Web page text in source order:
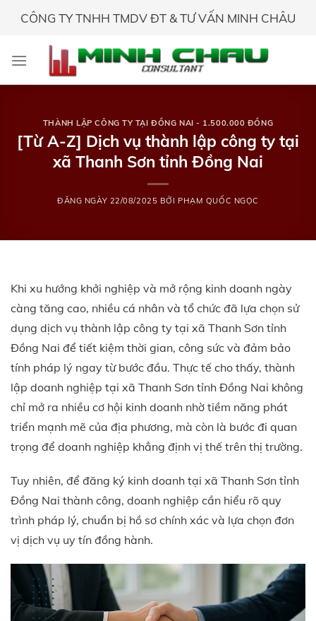
CÔNG TY TNHH TMDV ĐT & TƯ VẤN MINH CHÂU
THÀNH LẬP CÔNG TY TẠI ĐỒNG NAI - 1.500.000 ĐỒNG
[Từ A-Z] Dịch vụ thành lập công ty tại
xã Thanh Sơn tỉnh Đồng Nai
ĐĂNG NGÀY 22/08/2025 BỞI PHẠM QUỐC NGỌC
Khi xu hướng khởi nghiệp và mở rộng kinh doanh ngày
càng tăng cao, nhiều cá nhân và tổ chức đã lựa chọn sử
dụng dịch vụ thành lập công ty tại xã Thanh Sơn tỉnh
Đồng Nai để tiết kiệm thời gian, công sức và đảm bảo
tính pháp lý ngay từ bước đầu. Thực tế cho thấy, thành
lập doanh nghiệp tại xã Thanh Sơn tỉnh Đồng Nai không
chỉ mở ra nhiều cơ hội kinh doanh nhờ tiềm năng phát
triển mạnh mẽ của địa phương, mà còn là bước đi quan
trọng để doanh nghiệp khẳng định vị thế trên thị trường.
Tuy nhiên, để đăng ký kinh doanh tại xã Thanh Sơn tỉnh
Đồng Nai thành công, doanh nghiệp cần hiểu rõ quy
trình pháp lý, chuẩn bị hồ sơ chính xác và lựa chọn đơn
vị dịch vụ uy tín đồng hành.